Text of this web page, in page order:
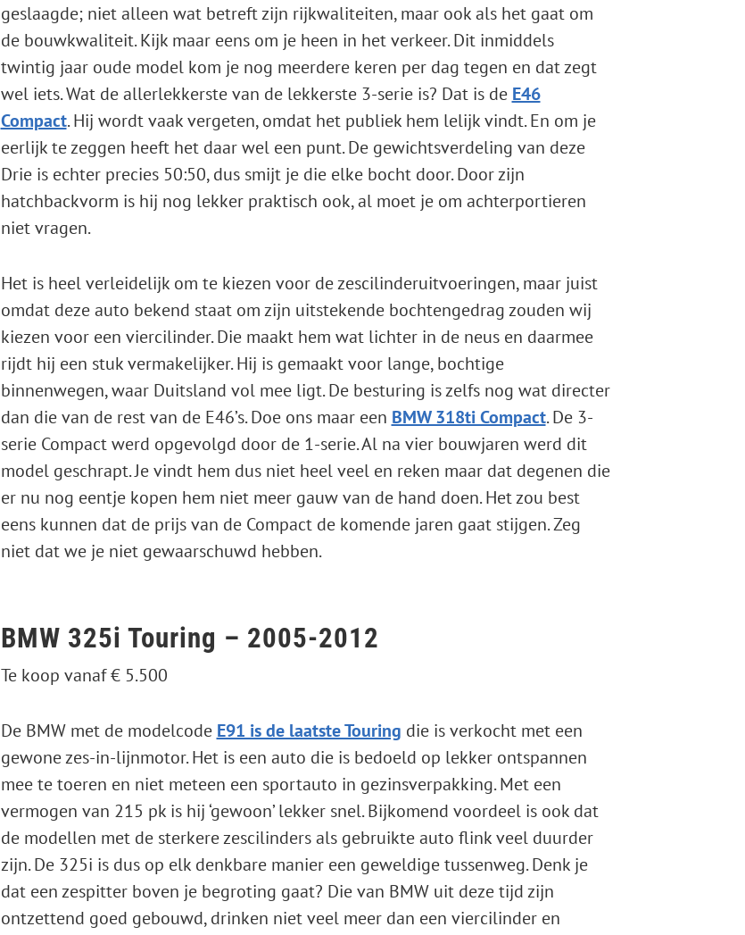
geslaagde; niet alleen wat betreft zijn rijkwaliteiten, maar ook als het gaat om
de bouwkwaliteit. Kijk maar eens om je heen in het verkeer. Dit inmiddels
twintig jaar oude model kom je nog meerdere keren per dag tegen en dat zegt
wel iets. Wat de allerlekkerste van de lekkerste 3-serie is? Dat is de E46
Compact. Hij wordt vaak vergeten, omdat het publiek hem lelijk vindt. En om je
eerlijk te zeggen heeft het daar wel een punt. De gewichtsverdeling van deze
Drie is echter precies 50:50, dus smijt je die elke bocht door. Door zijn
hatchbackvorm is hij nog lekker praktisch ook, al moet je om achterportieren
niet vragen.
Het is heel verleidelijk om te kiezen voor de zescilinderuitvoeringen, maar juist
omdat deze auto bekend staat om zijn uitstekende bochtengedrag zouden wij
kiezen voor een viercilinder. Die maakt hem wat lichter in de neus en daarmee
rijdt hij een stuk vermakelijker. Hij is gemaakt voor lange, bochtige
binnenwegen, waar Duitsland vol mee ligt. De besturing is zelfs nog wat directer
dan die van de rest van de E46’s. Doe ons maar een BMW 318ti Compact. De 3-
serie Compact werd opgevolgd door de 1-serie. Al na vier bouwjaren werd dit
model geschrapt. Je vindt hem dus niet heel veel en reken maar dat degenen die
er nu nog eentje kopen hem niet meer gauw van de hand doen. Het zou best
eens kunnen dat de prijs van de Compact de komende jaren gaat stijgen. Zeg
niet dat we je niet gewaarschuwd hebben.
BMW 325i Touring – 2005-2012
Te koop vanaf € 5.500
De BMW met de modelcode E91 is de laatste Touring die is verkocht met een
gewone zes-in-lijnmotor. Het is een auto die is bedoeld op lekker ontspannen
mee te toeren en niet meteen een sportauto in gezinsverpakking. Met een
vermogen van 215 pk is hij ‘gewoon’ lekker snel. Bijkomend voordeel is ook dat
de modellen met de sterkere zescilinders als gebruikte auto flink veel duurder
zijn. De 325i is dus op elk denkbare manier een geweldige tussenweg. Denk je
dat een zespitter boven je begroting gaat? Die van BMW uit deze tijd zijn
ontzettend goed gebouwd, drinken niet veel meer dan een viercilinder en